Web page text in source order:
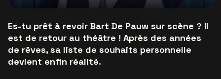
Es-tu prêt à revoir Bart De Pauw sur scène ? Il
est de retour au théâtre ! Après des années
de rêves, sa liste de souhaits personnelle
devient enfin réalité.